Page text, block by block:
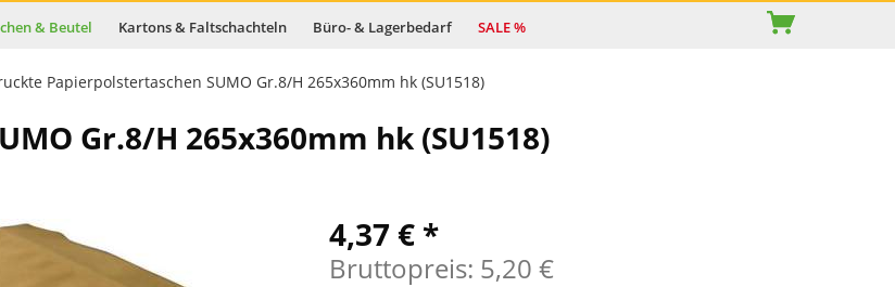
& Beutel Kartons & Faltschachteln Büro- & Lagerbedarf SALE %
Papierpolstertaschen SUMO Gr.8/H 265x360mm hk (SU1518)
Gr.8/H 265x360mm hk (SU1518)
4,37 € *
Bruttopreis: 5,20 €